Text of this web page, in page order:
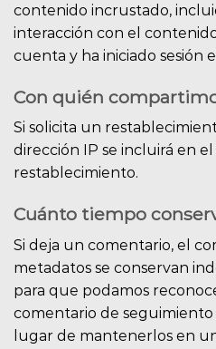
contenido incrustado,
interacción con el
cuenta y ha iniciado sesión
Con quién
Si solicita un
dirección IP se incluirá en
restablecimiento.
Cuánto tiempo
Si deja un comentario, el
metadatos se conservan
para que podamos
comentario de
lugar de mantenerlos en